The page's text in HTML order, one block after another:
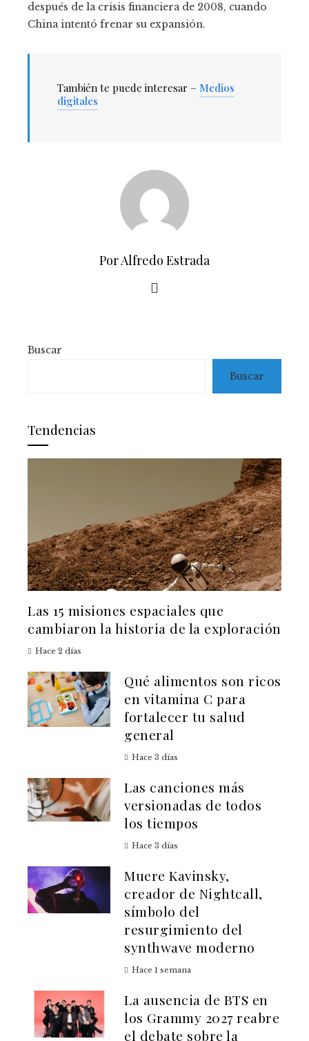
después de la crisis financiera de 2008, cuando
China intentó frenar su expansión.
También te puede interesar – Medios
digitales
Por Alfredo Estrada
Buscar
Buscar
Tendencias
Las 15 misiones espaciales que
cambiaron la historia de la exploración
Hace 2 días
Qué alimentos son ricos
en vitamina C para
fortalecer tu salud
general
Hace 3 días
Las canciones más
versionadas de todos
los tiempos
Hace 3 días
Muere Kavinsky,
creador de Nightcall,
símbolo del
resurgimiento del
synthwave moderno
Hace 1 semana
La ausencia de BTS en
los Grammy 2027 reabre
el debate sobre la